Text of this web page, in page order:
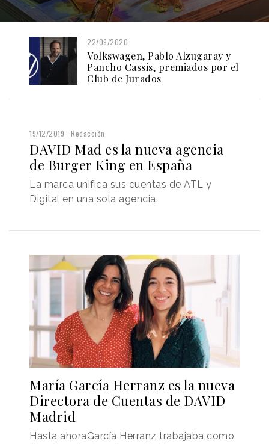
22/09/2020
Volkswagen, Pablo Alzugaray y
Pancho Cassis, premiados por el
Club de Jurados
19/12/2019 Redacción
DAVID Mad es la nueva agencia
de Burger King en España
La marca unifica sus cuentas de ATL y
Digital en una sola agencia.
María García Herranz es la nueva
Directora de Cuentas de DAVID
Madrid
Hasta ahoraGarcía Herranz trabajaba como